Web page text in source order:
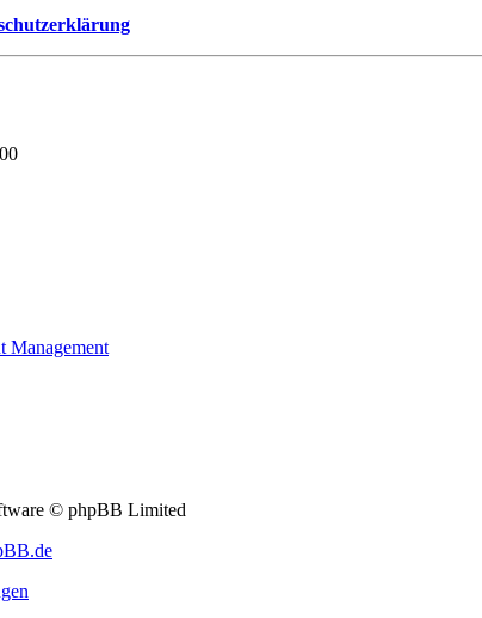
Management
© phpBB Limited